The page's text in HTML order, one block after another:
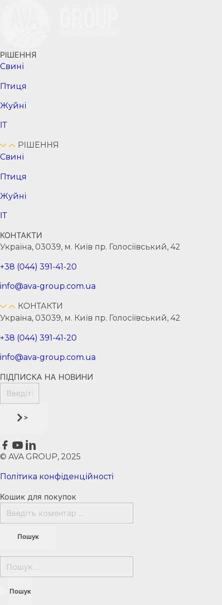
РІШЕННЯ
Cвині
Птиця
Жуйні
ІТ
РІШЕННЯ
Cвині
Птиця
Жуйні
ІТ
КОНТАКТИ
Україна, 03039, м. Київ пр. Голосіївський, 42
+38 (044) 391-41-20
info@ava-group.com.ua
КОНТАКТИ
Україна, 03039, м. Київ пр. Голосіївський, 42
+38 (044) 391-41-20
info@ava-group.com.ua
ПІДПИСКА НА НОВИНИ
>
© AVA GROUP, 2025
Політика конфіденційності
Кошик для покупок